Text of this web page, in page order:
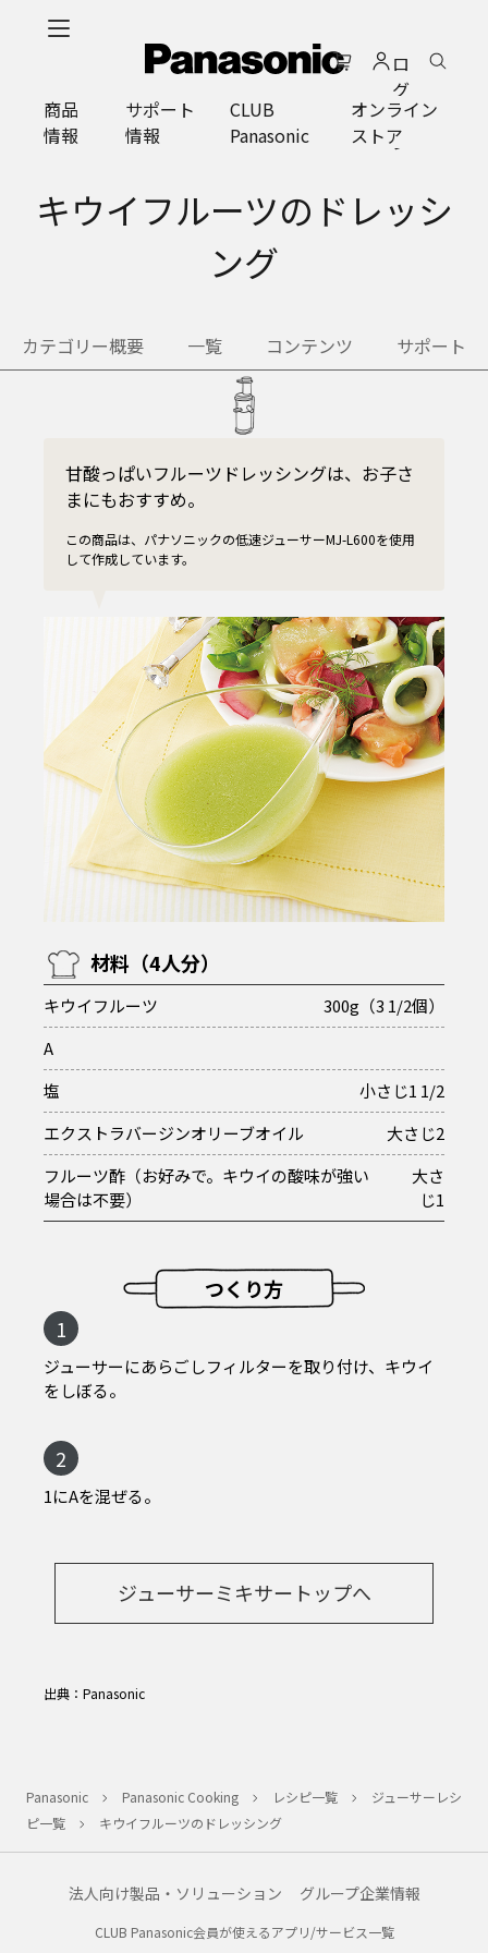
ロ
グ
イ
ン
商品
情報
サポート
情報
CLUB
Panasonic
オンライン
ストア
キウイフルーツのドレッシ
ング
カテゴリー概要 一覧 コンテンツ サポート
甘酸っぱいフルーツドレッシングは、お子さ
まにもおすすめ。
この商品は、パナソニックの低速ジューサーMJ-L600を使用
して作成しています。
材料（4人分）
キウイフルーツ
300g（3 1/2個）
A
塩
小さじ1 1/2
エクストラバージンオリーブオイル
大さじ2
フルーツ酢（お好みで。キウイの酸味が強い
場合は不要）
大さ
じ1
つくり方
1
ジューサーにあらごしフィルターを取り付け、キウイ
をしぼる。
2
1にAを混ぜる。
ジューサーミキサートップへ
出典：Panasonic
Panasonic Panasonic Cooking レシピ一覧
ジューサーレシ
ピ一覧
キウイフルーツのドレッシング
法人向け製品・ソリューション グループ企業情報
CLUB Panasonic会員が使えるアプリ/サービス一覧